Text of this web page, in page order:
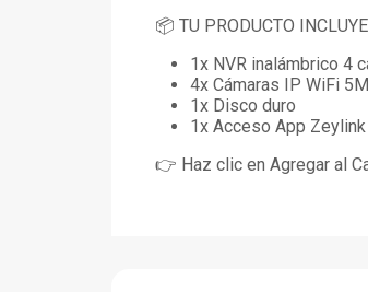
📦 TU PRODUCTO INCLUYE
1x NVR inalámbrico 4
4x Cámaras IP WiFi
1x Disco duro
1x Acceso App Zeylink
👉 Haz clic en Agregar al